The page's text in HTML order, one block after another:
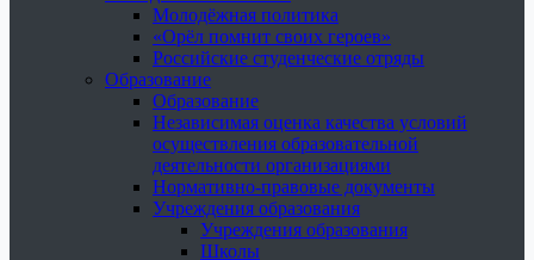
Молодёжная политика
«Орёл помнит своих героев»
Российские студенческие отряды
Образование
Образование
Независимая оценка качества условий
осуществления образовательной
деятельности организациями
Нормативно-правовые документы
Учреждения образования
Учреждения образования
Школы